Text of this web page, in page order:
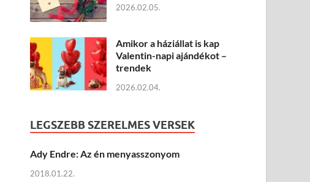
2026.02.05.
Amikor a háziállat is kap
Valentin-napi ajándékot –
trendek
2026.02.04.
LEGSZEBB SZERELMES VERSEK
Ady Endre: Az én menyasszonyom
2018.01.22.